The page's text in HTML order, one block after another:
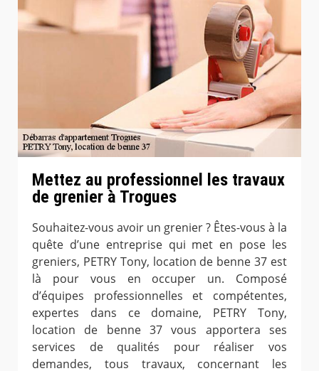
Mettez au professionnel les travaux
de grenier à Trogues
Souhaitez-vous avoir un grenier ? Êtes-vous à la
quête d’une entreprise qui met en pose les
greniers, PETRY Tony, location de benne 37 est
là pour vous en occuper un. Composé
d’équipes professionnelles et compétentes,
expertes dans ce domaine, PETRY Tony,
location de benne 37 vous apportera ses
services de qualités pour réaliser vos
demandes, tous travaux, concernant les